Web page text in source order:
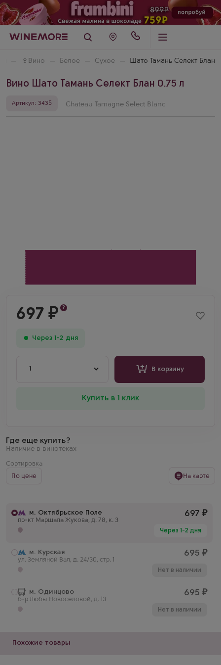
🍷 Вино Белое Сухое Шато Тамань Селект Блан
Вино Шато Тамань Селект Блан 0.75 л
Артикул: 3435 Chateau Tamagne Select Blanc
697 ₽ ?
Через 1-2 дня
1 В корзину
Купить в 1 клик
Где еще купить?
Наличие в винотеках
Сортировка
По цене
На карте
м. Октябрьское Поле
пр-кт Маршала Жукова, д. 78, к. 3
697 ₽
Через 1-2 дня
м. Курская
ул. Земляной Вал, д. 24/30, стр. 1
695 ₽
Нет в наличии
м. Одинцово
б-р Любы Новосёловой, д. 13
695 ₽
Нет в наличии
Похожие товары